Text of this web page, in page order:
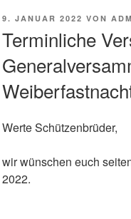
VERÖFFENTLICHT
9. JANUAR 2022 VON
Terminliche
Werte Schützenbrüder,
wir wünschen euch
2022.